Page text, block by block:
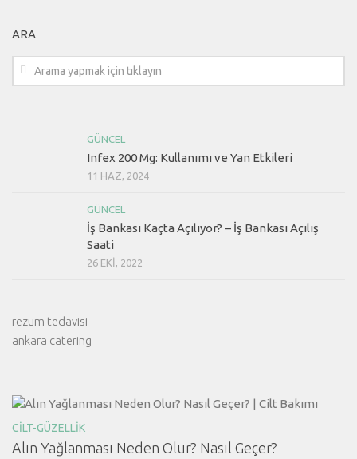
ARA
GÜNCEL
Infex 200 Mg: Kullanımı ve Yan Etkileri
11 HAZ, 2024
GÜNCEL
İş Bankası Kaçta Açılıyor? – İş Bankası Açılış
Saati
26 EKI, 2022
rezum tedavisi
ankara catering
CILT-GÜZELLIK
Alın Yağlanması Neden Olur? Nasıl Geçer?